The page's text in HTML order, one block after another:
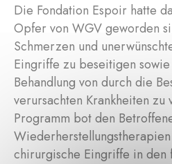
Die Fondation Espoir hatte
Opfer von WGV geworden
Schmerzen und
Eingriffe zu beseitigen
Behandlung von durch die
verursachten Krankheiten zu
Programm bot den
chirurgische Eingriffe in den